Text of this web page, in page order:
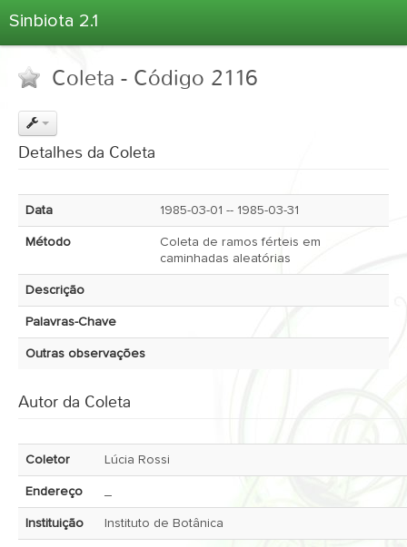
Sinbiota 2.1
Informações Ambientais
Coletas
Atlas 2.1
Sobre o Sinbiota
Login
Coleta - Código 2116
Detalhes da Coleta
Data 1985-03-01 -- 1985-03-31
Método
Coleta de ramos férteis em
caminhadas aleatórias
Descrição
Palavras-Chave
Outras observações
Autor da Coleta
Coletor Lúcia Rossi
Endereço
Instituição Instituto de Botânica